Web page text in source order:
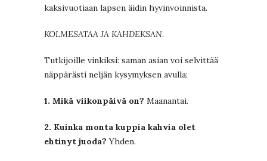
kaksivuotiaan lapsen äidin hyvinvoinnista.
KOLMESATAA JA KAHDEKSAN.
Tutkijoille vinkiksi: saman asian voi selvittää
näppärästi neljän kysymyksen avulla:
1. Mikä viikonpäivä on? Maanantai.
2. Kuinka monta kuppia kahvia olet
ehtinyt juoda? Yhden.